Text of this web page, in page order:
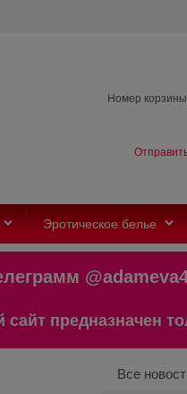
Номер
Эротическое белье
предназначен
Все